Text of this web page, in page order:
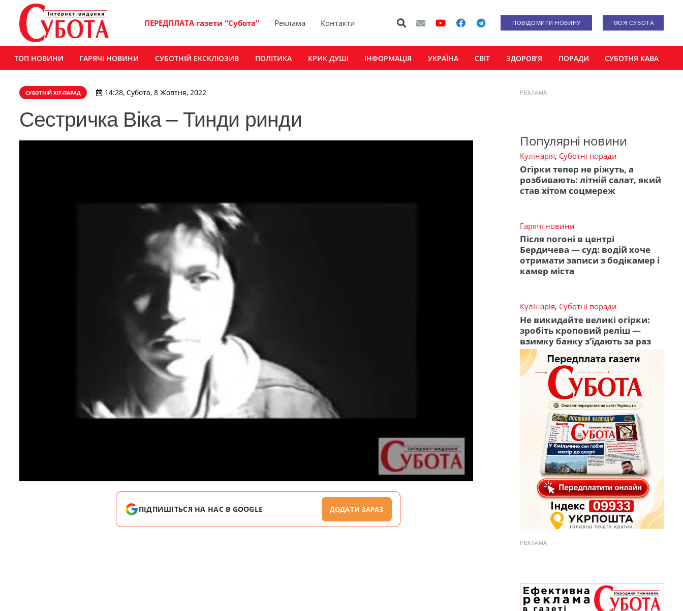
ПЕРЕДПЛАТА газети “Субота” Реклама Контакти ПОВІДОМИТИ НОВИНУ МОЯ СУБОТА
ТОП НОВИНИ ГАРЯЧІ НОВИНИ СУБОТНІЙ ЕКСКЛЮЗИВ ПОЛІТИКА КРИК ДУШІ ІНФОРМАЦІЯ УКРАЇНА СВІТ ЗДОРОВ’Я ПОРАДИ СУБОТНЯ КАВА
СУБОТНІЙ ХІТ-ПАРАД 14:28, Субота, 8 Жовтня, 2022
Сестричка Віка – Тинди ринди
ПІДПИШІТЬСЯ НА НАС В GOOGLE ДОДАТИ ЗАРАЗ
РЕКЛАМА
Популярні новини
Кулінарія, Суботні поради
Огірки тепер не ріжуть, а
розбивають: літній салат, який
став хітом соцмереж
Гарячі новини
Після погоні в центрі
Бердичева — суд: водій хоче
отримати записи з бодікамер і
камер міста
Кулінарія, Суботні поради
Не викидайте великі огірки:
зробіть кроповий реліш —
взимку банку з’їдають за раз
РЕКЛАМА